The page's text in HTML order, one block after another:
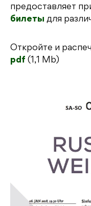
предоставляет
билеты для
Откройте и
pdf (1,1 Mb)